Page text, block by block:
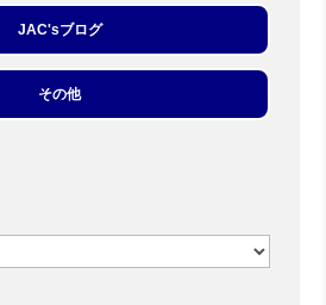
JAC'sブログ
その他